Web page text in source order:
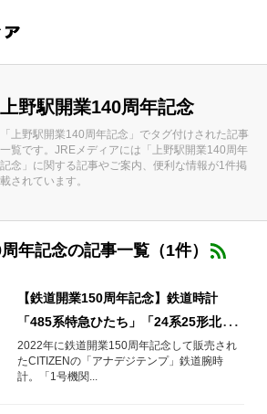
上野駅開業140周年記念
「上野駅開業140周年記念」でタグ付けされた記事
一覧です。JREメディアには「上野駅開業140周年
記念」に関する記事やご案内、便利な情報が1件掲
載されています。
年記念の記事一覧（1件）
【鉄道開業150周年記念】鉄道時計
「485系特急ひたち」「24系25形北斗
星」「E26系カシオペア」が発売
2022年に鉄道開業150周年記念して販売され
たCITIZENの「アナデジテンプ」鉄道腕時
計。「1号機関...